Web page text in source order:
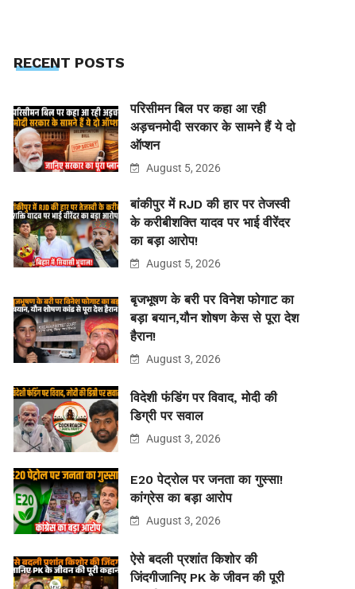
RECENT POSTS
परिसीमन बिल पर कहा आ रही
अड़चनमोदी सरकार के सामने हैं ये दो
ऑप्शन
August 5, 2026
बांकीपुर में RJD की हार पर तेजस्वी
के करीबीशक्ति यादव पर भाई वीरेंदर
का बड़ा आरोप!
August 5, 2026
बृजभूषण के बरी पर विनेश फोगाट का
बड़ा बयान,यौन शोषण केस से पूरा देश
हैरान!
August 3, 2026
विदेशी फंडिंग पर विवाद, मोदी की
डिग्री पर सवाल
August 3, 2026
E20 पेट्रोल पर जनता का गुस्सा!
कांग्रेस का बड़ा आरोप
August 3, 2026
ऐसे बदली प्रशांत किशोर की
जिंदगीजानिए PK के जीवन की पूरी